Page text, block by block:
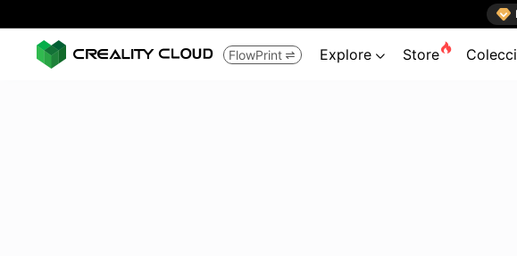

FlowPrint  Explore  Store